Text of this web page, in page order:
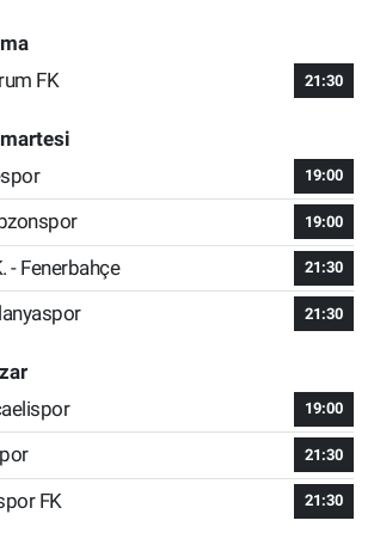
FK
21:30
19:00
19:00
- Fenerbahçe 21:30
21:30
19:00
21:30
FK 21:30